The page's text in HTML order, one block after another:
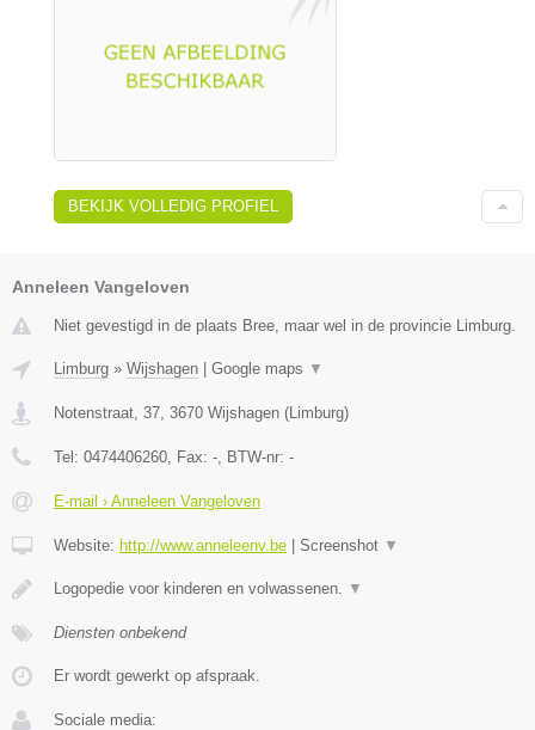
BEKIJK VOLLEDIG PROFIEL
Anneleen Vangeloven
Niet gevestigd in de plaats Bree, maar wel in de provincie Limburg.
Limburg » Wijshagen Google maps ▼
Notenstraat, 37 3670 Wijshagen ( Limburg)
Tel: 0474406260 , Fax: - , BTW-nr: -
E-mail › Anneleen Vangeloven
Website: http://www.anneleenv.be Screenshot ▼
Logopedie voor kinderen en volwassenen. ▼
Diensten onbekend
Er wordt gewerkt op afspraak.
Sociale media: